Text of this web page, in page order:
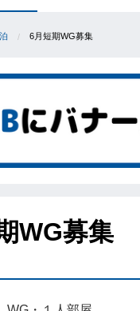
6月短期WG募集
WG募集